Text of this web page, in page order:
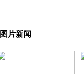
图片新闻